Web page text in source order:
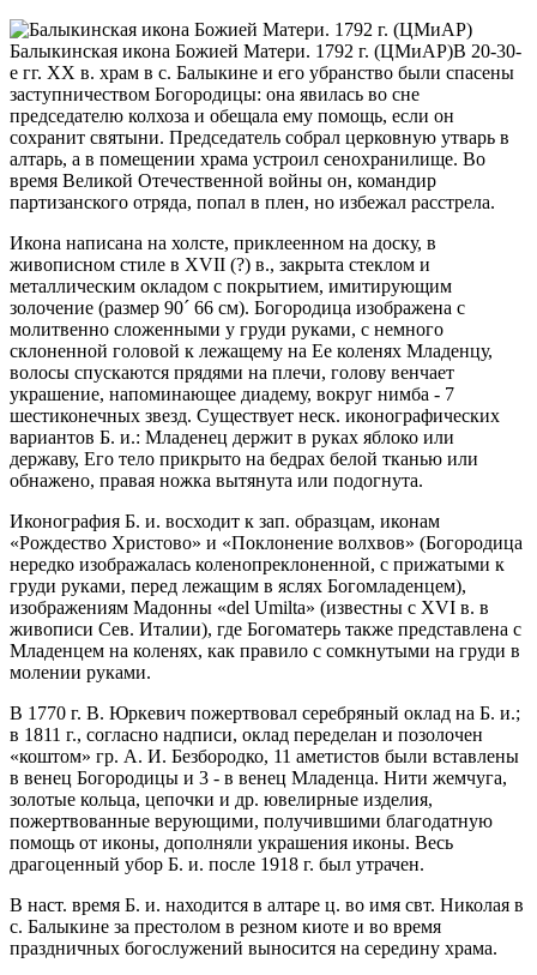
Балыкинская икона Божией Матери. 1792 г. (ЦМиАР)В 20-30-
е гг. XX в. храм в с. Балыкине и его убранство были спасены
заступничеством Богородицы: она явилась во сне
председателю колхоза и обещала ему помощь, если он
сохранит святыни. Председатель собрал церковную утварь в
алтарь, а в помещении храма устроил сенохранилище. Во
время Великой Отечественной войны он, командир
партизанского отряда, попал в плен, но избежал расстрела.
Икона написана на холсте, приклеенном на доску, в
живописном стиле в XVII (?) в., закрыта стеклом и
металлическим окладом с покрытием, имитирующим
золочение (размер 90´ 66 см). Богородица изображена с
молитвенно сложенными у груди руками, с немного
склоненной головой к лежащему на Ее коленях Младенцу,
волосы спускаются прядями на плечи, голову венчает
украшение, напоминающее диадему, вокруг нимба - 7
шестиконечных звезд. Существует неск. иконографических
вариантов Б. и.: Младенец держит в руках яблоко или
державу, Его тело прикрыто на бедрах белой тканью или
обнажено, правая ножка вытянута или подогнута.
Иконография Б. и. восходит к зап. образцам, иконам
«Рождество Христово» и «Поклонение волхвов» (Богородица
нередко изображалась коленопреклоненной, с прижатыми к
груди руками, перед лежащим в яслях Богомладенцем),
изображениям Мадонны «del Umilta» (известны с XVI в. в
живописи Сев. Италии), где Богоматерь также представлена с
Младенцем на коленях, как правило с сомкнутыми на груди в
молении руками.
В 1770 г. В. Юркевич пожертвовал серебряный оклад на Б. и.;
в 1811 г., согласно надписи, оклад переделан и позолочен
«коштом» гр. А. И. Безбородко, 11 аметистов были вставлены
в венец Богородицы и 3 - в венец Младенца. Нити жемчуга,
золотые кольца, цепочки и др. ювелирные изделия,
пожертвованные верующими, получившими благодатную
помощь от иконы, дополняли украшения иконы. Весь
драгоценный убор Б. и. после 1918 г. был утрачен.
В наст. время Б. и. находится в алтаре ц. во имя свт. Николая в
с. Балыкине за престолом в резном киоте и во время
праздничных богослужений выносится на середину храма.